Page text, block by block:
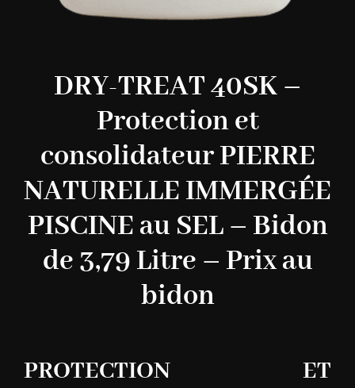
DRY-TREAT 40SK –
Protection et
consolidateur PIERRE
NATURELLE IMMERGÉE
PISCINE au SEL – Bidon
de 3,79 Litre – Prix au
bidon
PROTECTION ET